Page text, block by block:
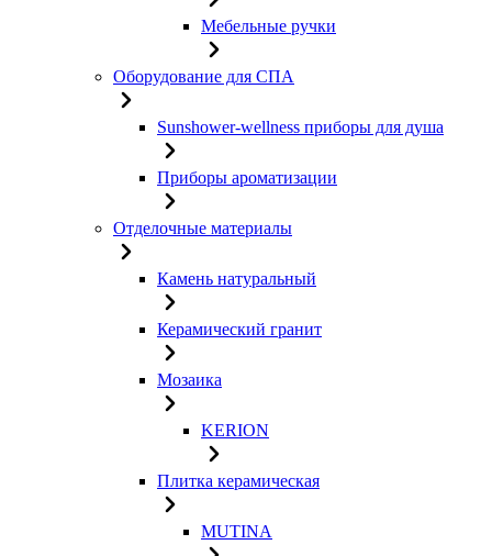
Мебельные ручки
Оборудование для СПА
Sunshower-wellness приборы для душа
Приборы ароматизации
Отделочные материалы
Камень натуральный
Керамический гранит
Мозаика
KERION
Плитка керамическая
MUTINA